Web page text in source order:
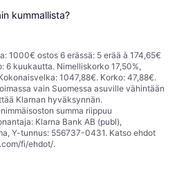
kummallista?
1000€ ostos 6 erässä: 5 erää à 174,65€
6 kuukautta. Nimelliskorko 17,50%,
1047,88€. Korko: 47,88€.
vain Suomessa asuville vähintään
Klarnan hyväksynnän.
summa riippuu
Klarna Bank AB (publ),
Y-tunnus: 556737-0431. Katso ehdot
fi/ehdot/.